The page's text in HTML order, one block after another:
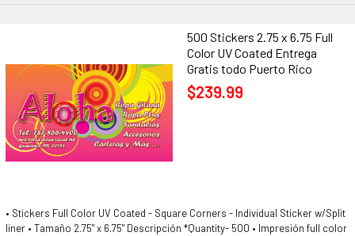
500 Stickers 2.75 x 6.75 Full
Color UV Coated Entrega
Gratis todo Puerto Rico
$239.99
• Stickers Full Color UV Coated - Square Corners - Individual Sticker w/Split
liner • Tamaño 2.75" x 6.75" Descripción *Quantity- 500 • Impresión full color